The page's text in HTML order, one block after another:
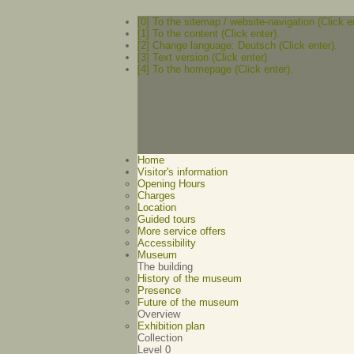
[0] To the sitemap / website-navigation (Click
[1] To the content (Click enter).
[2] Change language: Deutsch (Click enter).
[3] Text version (Click enter)
[4] To the homepage (Click enter).
Home
Visitor's information
Opening Hours
Charges
Location
Guided tours
More service offers
Accessibility
Museum
The building
History of the museum
Presence
Future of the museum
Overview
Exhibition plan
Collection
Level 0